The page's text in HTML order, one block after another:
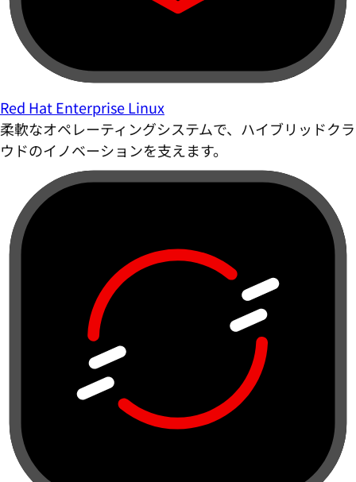
Red Hat Enterprise Linux
柔軟なオペレーティングシステムで、ハイブリッドクラ
ウドのイノベーションを支えます。